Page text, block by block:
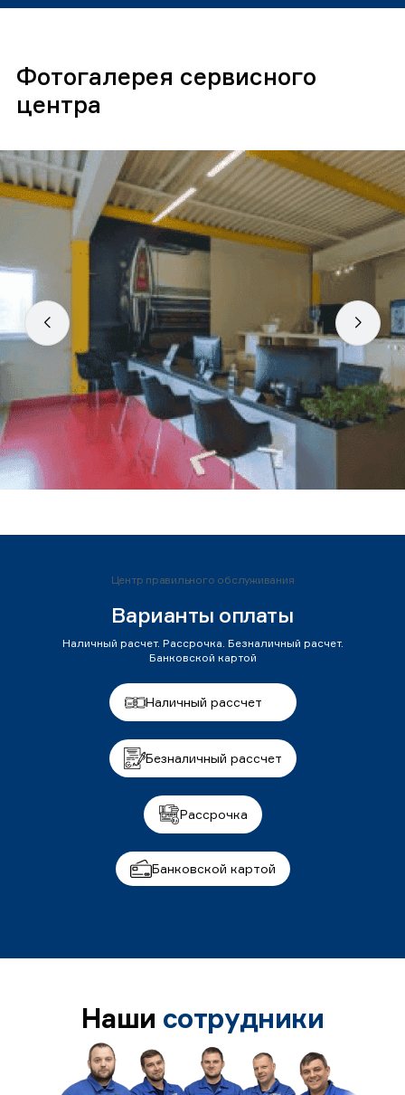
Фотогалерея сервисного
центра
Центр правильного обслуживания
Варианты оплаты
Наличный расчет. Рассрочка. Безналичный расчет.
Банковской картой
Наличный рассчет
Безналичный рассчет
Рассрочка
Банковской картой
Наши сотрудники